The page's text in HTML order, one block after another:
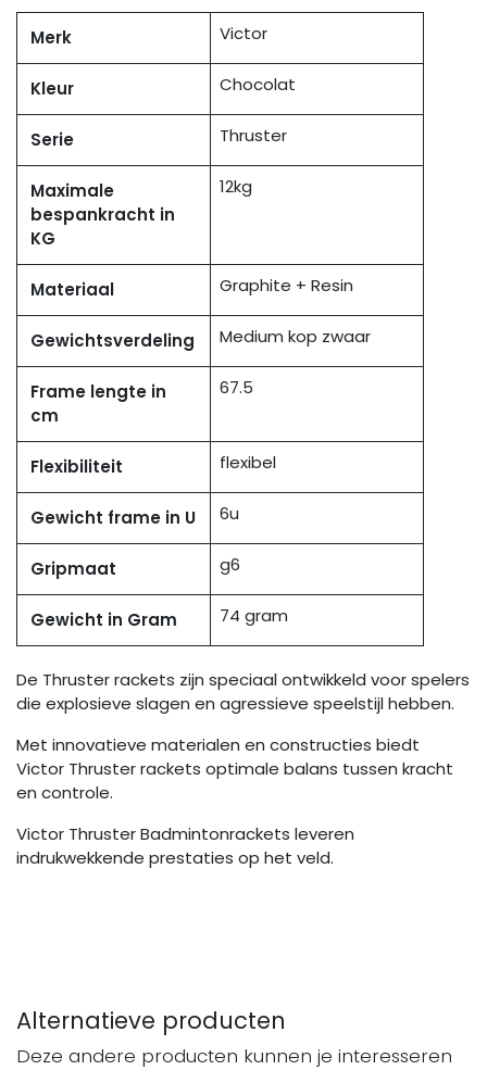
Merk Victor
Kleur Chocolat
Serie Thruster
Maximale
bespankracht in
KG
12kg
Materiaal Graphite + Resin
Gewichtsverdeling Medium kop zwaar
Frame lengte in
cm
67.5
Flexibiliteit flexibel
Gewicht frame in U 6u
Gripmaat g6
Gewicht in Gram 74 gram
De Thruster rackets zijn speciaal ontwikkeld voor spelers
die explosieve slagen en agressieve speelstijl hebben.
Met innovatieve materialen en constructies biedt
Victor Thruster rackets optimale balans tussen kracht
en controle.
Victor Thruster Badmintonrackets leveren
indrukwekkende prestaties op het veld.
Alternatieve producten
Deze andere producten kunnen je interesseren